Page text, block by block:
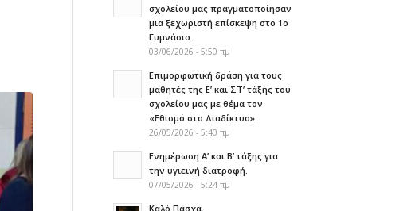
σχολείου μας πραγματοποίησαν
μια ξεχωριστή επίσκεψη στο 1ο
Γυμνάσιο.
03/06/2026 - 5:50 πμ
Επιμορφωτική δράση για τους
μαθητές της Ε’ και ΣΤ’ τάξης του
σχολείου μας με θέμα τον
«Εθισμό στο Διαδίκτυο».
26/05/2026 - 5:40 πμ
Ενημέρωση Α’ και Β’ τάξης για
την υγιεινή διατροφή.
07/05/2026 - 5:24 πμ
Καλό Πάσχα…